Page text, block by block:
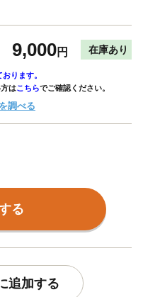
9,000円 在庫あり
ります。
はこちらでご確認ください。
調べる
る
追加する